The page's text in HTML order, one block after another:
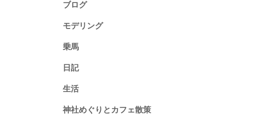
ブログ
モデリング
乗馬
日記
生活
神社めぐりとカフェ散策